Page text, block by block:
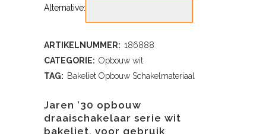
Alternative:
ARTIKELNUMMER: 186888
CATEGORIE: Opbouw wit
TAG: Bakeliet Opbouw Schakelmateriaal
Jaren ’30 opbouw
draaischakelaar serie wit
bakeliet, voor gebruik